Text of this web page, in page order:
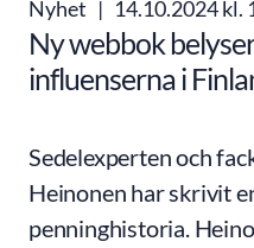
Nyhet | 14.10.2024 kl.
Ny webbok
influenserna i
Sedelexperten och
Heinonen har skrivit
penninghistoria.